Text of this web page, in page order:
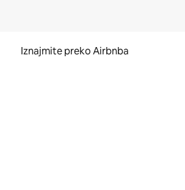
Iznajmite preko Airbnba